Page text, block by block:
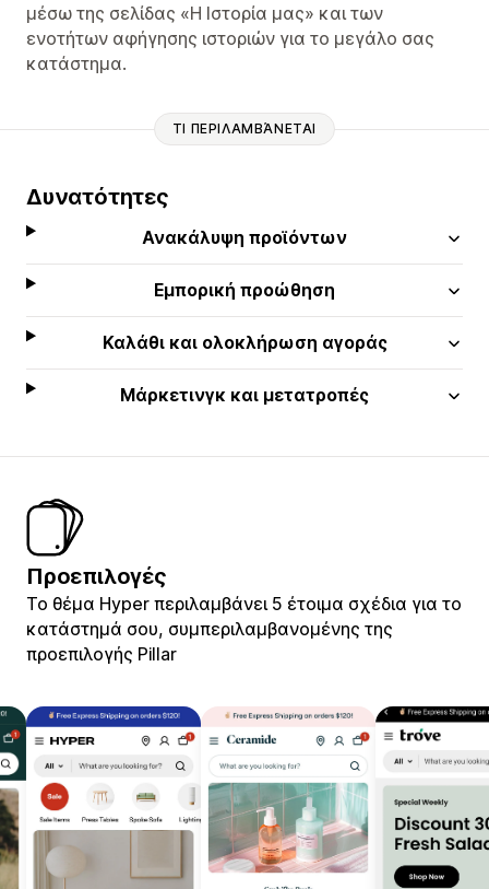
μέσω της σελίδας «Η Ιστορία μας» και των
ενοτήτων αφήγησης ιστοριών για το μεγάλο σας
κατάστημα.
ΤΙ ΠΕΡΙΛΑΜΒΆΝΕΤΑΙ
Δυνατότητες
Ανακάλυψη προϊόντων
Εμπορική προώθηση
Καλάθι και ολοκλήρωση αγοράς
Μάρκετινγκ και μετατροπές
Προεπιλογές
Το θέμα Hyper περιλαμβάνει 5 έτοιμα σχέδια για το
κατάστημά σου, συμπεριλαμβανομένης της
προεπιλογής Pillar